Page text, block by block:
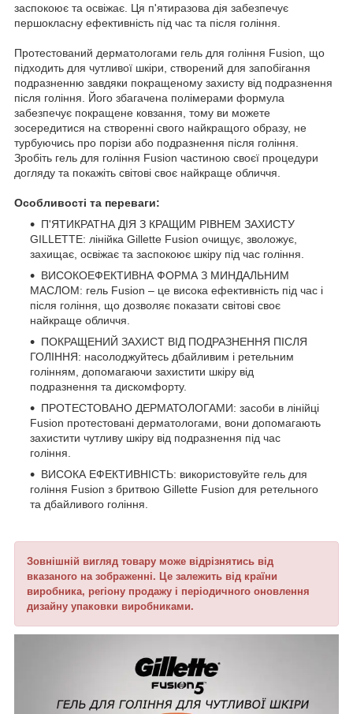
заспокоює та освіжає. Ця п'ятиразова дія забезпечує
першокласну ефективність під час та після гоління.
Протестований дерматологами гель для гоління Fusion, що
підходить для чутливої шкіри, створений для запобігання
подразненню завдяки покращеному захисту від подразнення
після гоління. Його збагачена полімерами формула
забезпечує покращене ковзання, тому ви можете
зосередитися на створенні свого найкращого образу, не
турбуючись про порізи або подразнення після гоління.
Зробіть гель для гоління Fusion частиною своєї процедури
догляду та покажіть світові своє найкраще обличчя.
Особливості та переваги:
П'ЯТИКРАТНА ДІЯ З КРАЩИМ РІВНЕМ ЗАХИСТУ
GILLETTE: лінійка Gillette Fusion очищує, зволожує,
захищає, освіжає та заспокоює шкіру під час гоління.
ВИСОКОЕФЕКТИВНА ФОРМА З МИНДАЛЬНИМ
МАСЛОМ: гель Fusion – це висока ефективність під час і
після гоління, що дозволяє показати світові своє
найкраще обличчя.
ПОКРАЩЕНИЙ ЗАХИСТ ВІД ПОДРАЗНЕННЯ ПІСЛЯ
ГОЛІННЯ: насолоджуйтесь дбайливим і ретельним
голінням, допомагаючи захистити шкіру від
подразнення та дискомфорту.
ПРОТЕСТОВАНО ДЕРМАТОЛОГАМИ: засоби в лінійці
Fusion протестовані дерматологами, вони допомагають
захистити чутливу шкіру від подразнення під час
гоління.
ВИСОКА ЕФЕКТИВНІСТЬ: використовуйте гель для
гоління Fusion з бритвою Gillette Fusion для ретельного
та дбайливого гоління.
Зовнішній вигляд товару може відрізнятись від
вказаного на зображенні. Це залежить від країни
виробника, регіону продажу і періодичного оновлення
дизайну упаковки виробниками.